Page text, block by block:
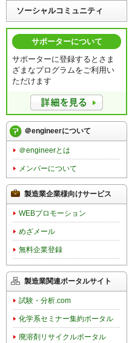
ソーシャルコミュニティ
サポーターについて
サポーターに登録するとさま
ざまなプログラムをご利用い
ただけます
＠engineerについて
＠engineerとは
メンバーについて
製造業企業様向けサービス
WEBプロモーション
めざメール
無料企業登録
製造業関連ポータルサイト
試験・分析.com
化学系セミナー集約ポータル
廃溶剤リサイクルポータル